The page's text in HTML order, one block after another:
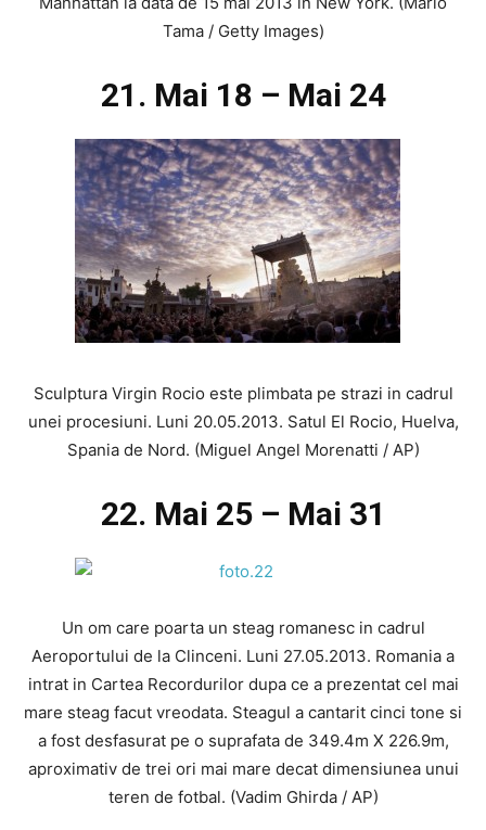
Tama / Getty Images)
21. Mai 18 – Mai 24
Sculptura Virgin Rocio este plimbata pe strazi in cadrul
unei procesiuni. Luni 20.05.2013. Satul El Rocio, Huelva,
Spania de Nord. (Miguel Angel Morenatti / AP)
22. Mai 25 – Mai 31
Un om care poarta un steag romanesc in cadrul
Aeroportului de la Clinceni. Luni 27.05.2013. Romania a
intrat in Cartea Recordurilor dupa ce a prezentat cel mai
mare steag facut vreodata. Steagul a cantarit cinci tone si
a fost desfasurat pe o suprafata de 349.4m X 226.9m,
aproximativ de trei ori mai mare decat dimensiunea unui
teren de fotbal. (Vadim Ghirda / AP)